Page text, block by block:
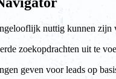
nuttig kunnen
zoekopdrachten uit te
geven voor leads op